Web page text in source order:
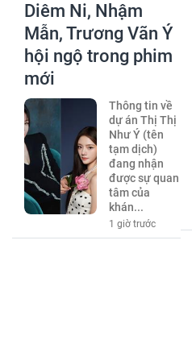
Diêm Ni, Nhậm
Mẫn, Trương Vãn Ý
hội ngộ trong phim
mới
Thông tin về
dự án Thị Thị
Như Ý (tên
tạm dịch)
đang nhận
được sự quan
tâm của
khán...
1 giờ trước